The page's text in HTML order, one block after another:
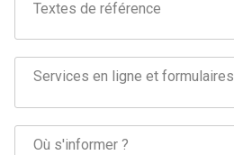
Textes de référence
Services en ligne et formulaires
Où s'informer ?